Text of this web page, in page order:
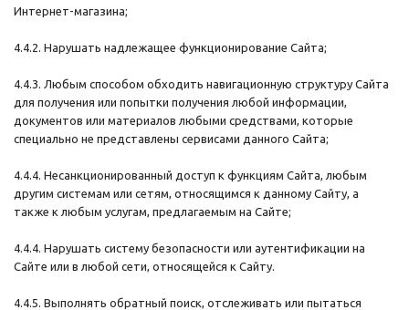
Интернет-магазина;
4.4.2. Нарушать надлежащее функционирование Сайта;
4.4.3. Любым способом обходить навигационную структуру Сайта
для получения или попытки получения любой информации,
документов или материалов любыми средствами, которые
специально не представлены сервисами данного Сайта;
4.4.4. Несанкционированный доступ к функциям Сайта, любым
другим системам или сетям, относящимся к данному Сайту, а
также к любым услугам, предлагаемым на Сайте;
4.4.4. Нарушать систему безопасности или аутентификации на
Сайте или в любой сети, относящейся к Сайту.
4.4.5. Выполнять обратный поиск, отслеживать или пытаться